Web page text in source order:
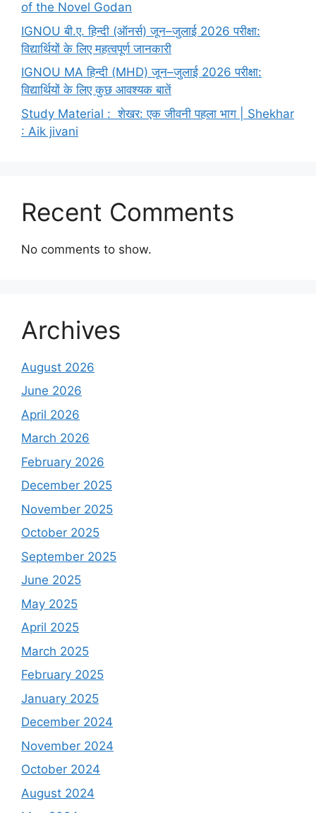
of the Novel Godan
IGNOU बी.ए. हिन्दी (ऑनर्स) जून–जुलाई 2026 परीक्षा:
विद्यार्थियों के लिए महत्वपूर्ण जानकारी
IGNOU MA हिन्दी (MHD) जून–जुलाई 2026 परीक्षा:
विद्यार्थियों के लिए कुछ आवश्यक बातें
Study Material : शेखर: एक जीवनी पहला भाग | Shekhar
: Aik jivani
Recent Comments
No comments to show.
Archives
August 2026
June 2026
April 2026
March 2026
February 2026
December 2025
November 2025
October 2025
September 2025
June 2025
May 2025
April 2025
March 2025
February 2025
January 2025
December 2024
November 2024
October 2024
August 2024